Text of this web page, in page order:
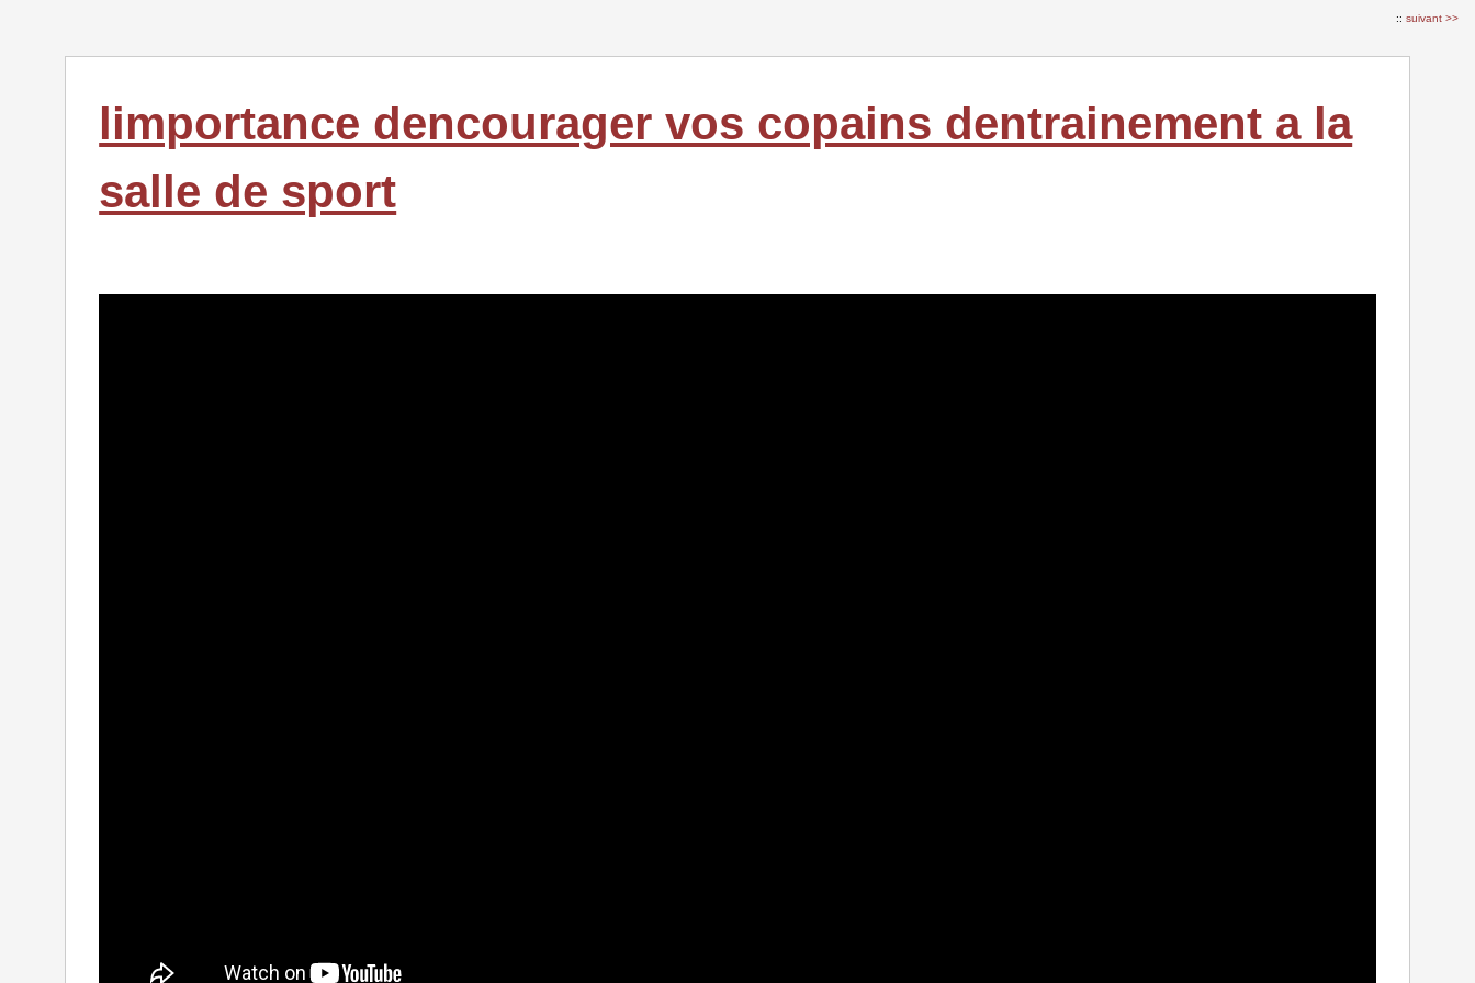
:: suivant >>
limportance dencourager vos copains dentrainement a la
salle de sport